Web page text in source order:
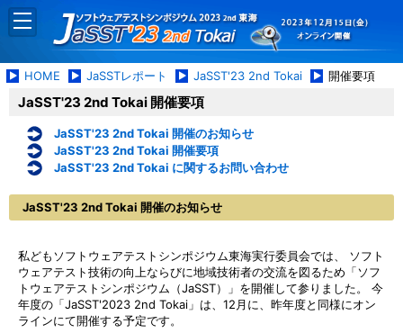
HOME JaSSTレポート JaSST'23 2nd Tokai 開催要項
JaSST'23 2nd Tokai 開催要項
JaSST'23 2nd Tokai 開催のお知らせ
JaSST'23 2nd Tokai 開催要項
JaSST'23 2nd Tokai に関するお問い合わせ
JaSST'23 2nd Tokai 開催のお知らせ
私どもソフトウェアテストシンポジウム東海実行委員会では、 ソフト
ウェアテスト技術の向上ならびに地域技術者の交流を図るため「ソフ
トウェアテストシンポジウム（JaSST）」を開催して参りました。 今
年度の「JaSST'2023 2nd Tokai」は、12月に、昨年度と同様にオン
ラインにて開催する予定です。